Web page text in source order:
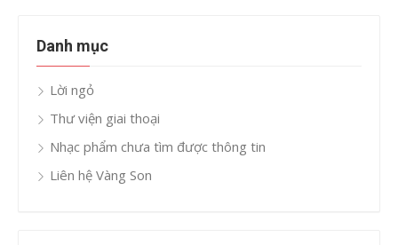
Danh mục
Lời ngỏ
Thư viện giai thoại
Nhạc phẩm chưa tìm được thông tin
Liên hệ Vàng Son